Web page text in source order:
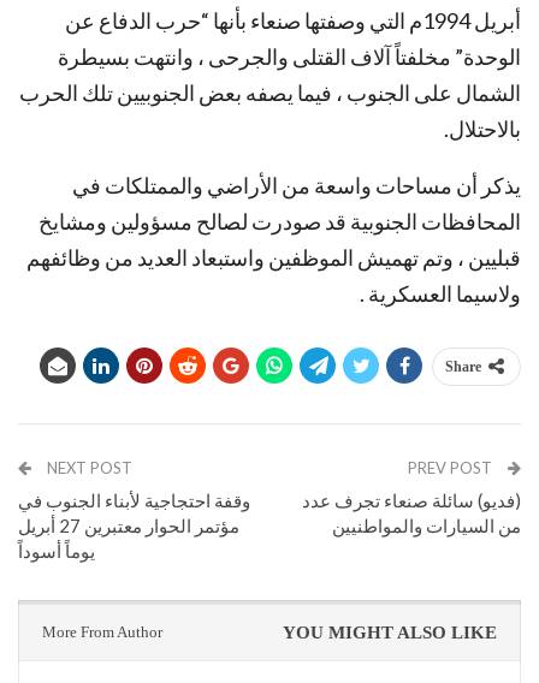
أبريل 1994م التي وصفتها صنعاء بأنها “حرب الدفاع عن
الوحدة” مخلفتاً آلاف القتلى والجرحى ، وانتهت بسيطرة
الشمال على الجنوب ، فيما يصفه بعض الجنوبيين تلك الحرب
بالاحتلال.
يذكر أن مساحات واسعة من الأراضي والممتلكات في
المحافظات الجنوبية قد صودرت لصالح مسؤولين ومشايخ
قبليين ، وتم تهميش الموظفين واستبعاد العديد من وظائفهم
ولاسيما العسكرية .
Share
(فديو) سائلة صنعاء تجرف عدد
من السيارات والمواطنيين
NEXT POST
وقفة احتجاجية لأبناء الجنوب في
مؤتمر الحوار معتبرين 27 أبريل
يوماً أسوداً
YOU MIGHT ALSO LIKE
More From Author